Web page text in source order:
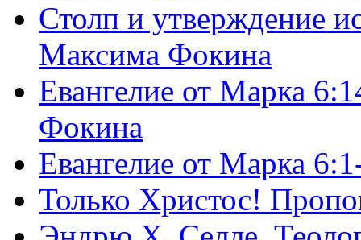
Столп и утверждение
Максима Фокина
Евангелие от Марка
Фокина
Евангелие от Марка
Только Христос!